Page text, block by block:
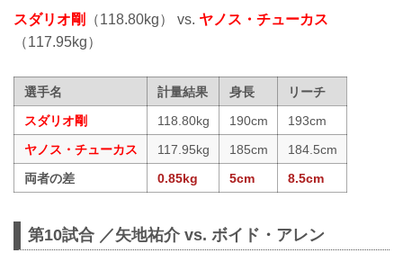
スダリオ剛 （118.80kg） vs. ヤノス・チューカス
（117.95kg）
選手名 計量結果 身長
リーチ
スダリオ剛
118.80kg 190cm
193cm
ヤノス・チューカス
117.95kg 185cm
184.5cm
両者の差
0.85kg 5cm 8.5cm
第10試合 ／矢地祐介 vs. ボイド・アレン